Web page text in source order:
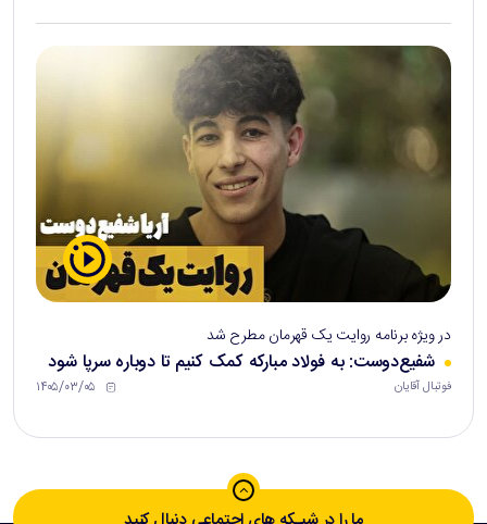
در ویژه برنامه روایت یک قهرمان مطرح شد
شفیع‌دوست: به فولاد مبارکه کمک کنیم تا دوباره سرپا شود
فوتبال آقایان ۱۴۰۵/۰۳/۰۵